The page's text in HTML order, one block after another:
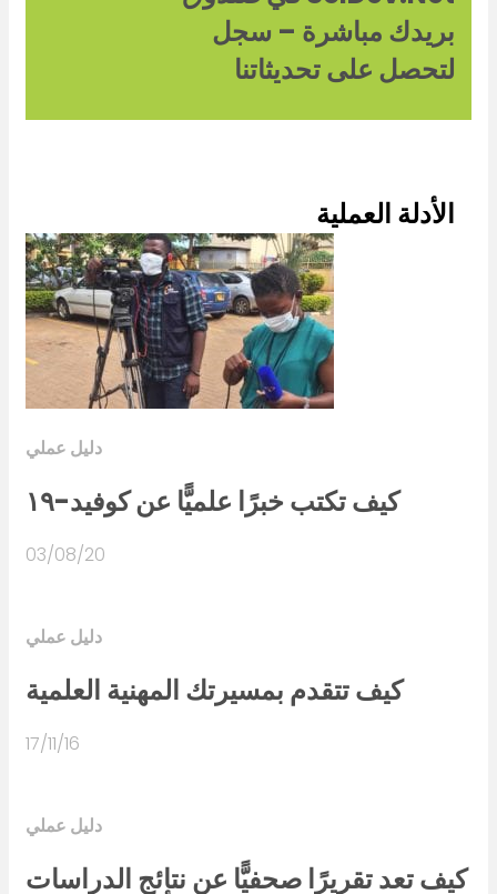
بريدك مباشرة – سجل
لتحصل على تحديثاتنا
الأدلة العملية
دليل عملي
كيف تكتب خبرًا علميًّا عن كوفيد-١٩
03/08/20
دليل عملي
كيف تتقدم بمسيرتك المهنية العلمية
17/11/16
دليل عملي
كيف تعد تقريرًا صحفيًّا عن نتائج الدراسات